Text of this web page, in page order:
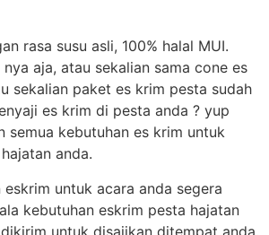
rasa susu asli, 100% halal MUI.
aja, atau sekalian sama cone es
sekalian paket es krim pesta sudah
es krim di pesta anda ? yup
semua kebutuhan es krim untuk
anda.
untuk acara anda segera
kebutuhan eskrim pesta hajatan
untuk disajikan ditempat anda.